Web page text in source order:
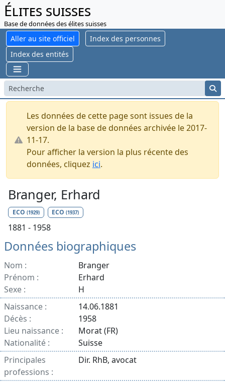
Élites suisses
Base de données des élites suisses
Aller au site officiel
Index des personnes
Index des entités
Les données de cette page sont issues de la
version de la base de données archivée le 2017-
11-17.
Pour afficher la version la plus récente des
données, cliquez ici.
Branger, Erhard
ECO (1929) ECO(1937)
1881 - 1958
Données biographiques
Nom :
Branger
Prénom :
Erhard
Sexe :
H
Naissance :
14.06.1881
Décès :
1958
Lieu naissance :
Morat (FR)
Nationalité :
Suisse
Principales
professions :
Dir. RhB, avocat